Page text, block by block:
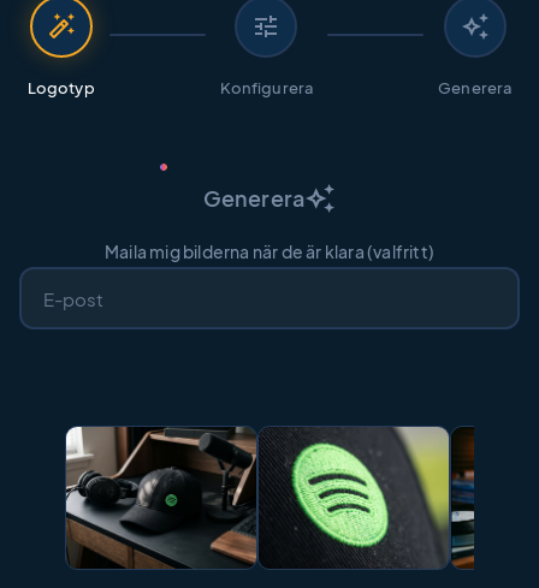
auto_fix_high
Logotyp
tune
Konfigurera
auto_awesome
Generera
Genereraauto_awesome
Maila mig bilderna när de är klara (valfritt)